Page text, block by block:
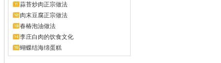
蒜苔炒肉正宗做法
肉末豆腐正宗做法
春椿泡油做法
李庄白肉的饮食文化
蝴蝶结海绵蛋糕